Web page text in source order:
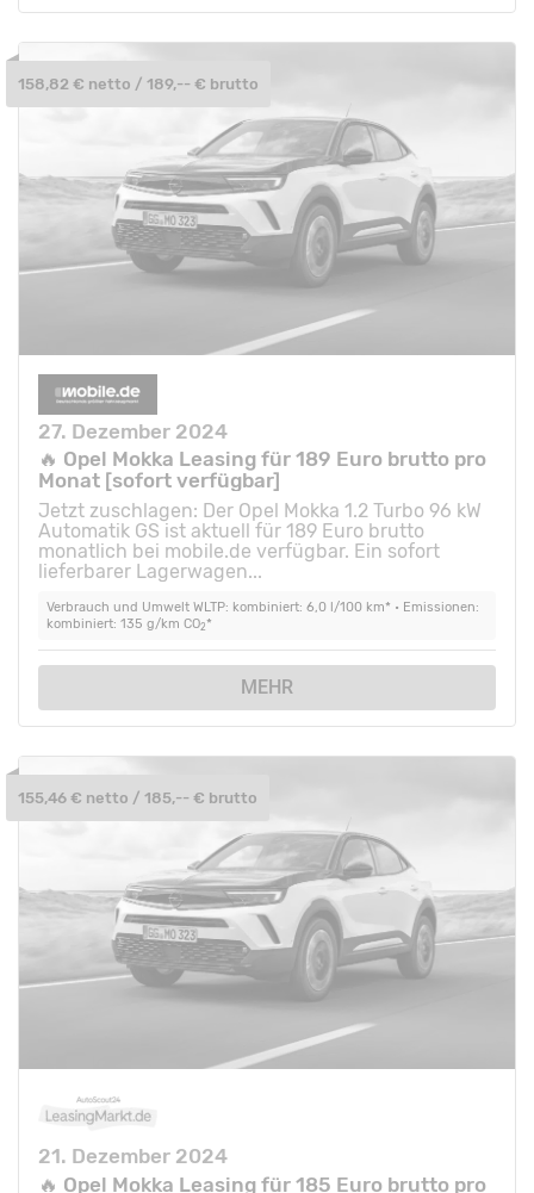
27. Dezember 2024
🔥 Opel Mokka Leasing für 189 Euro brutto pro
Monat [sofort verfügbar]
Jetzt zuschlagen: Der Opel Mokka 1.2 Turbo 96 kW
Automatik GS ist aktuell für 189 Euro brutto
monatlich bei mobile.de verfügbar. Ein sofort
lieferbarer Lagerwagen...
Verbrauch und Umwelt WLTP: kombiniert: 6,0 l/100 km* • Emissionen:
kombiniert: 135 g/km CO2*
MEHR
158,82 € netto / 189,-- € brutto
21. Dezember 2024
🔥 Opel Mokka Leasing für 185 Euro brutto pro
155,46 € netto / 185,-- € brutto